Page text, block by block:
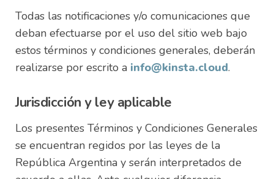
Todas las notificaciones y/o comunicaciones que
deban efectuarse por el uso del sitio web bajo
estos términos y condiciones generales, deberán
realizarse por escrito a info@kinsta.cloud.
Jurisdicción y ley aplicable
Los presentes Términos y Condiciones Generales
se encuentran regidos por las leyes de la
República Argentina y serán interpretados de